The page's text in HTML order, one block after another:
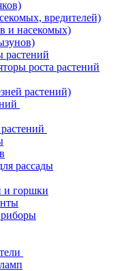
вредителей)
и насекомых)
растений
роста растений
растений)
рассады
и горшки